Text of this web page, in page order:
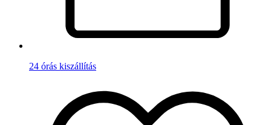
24 órás kiszállítás